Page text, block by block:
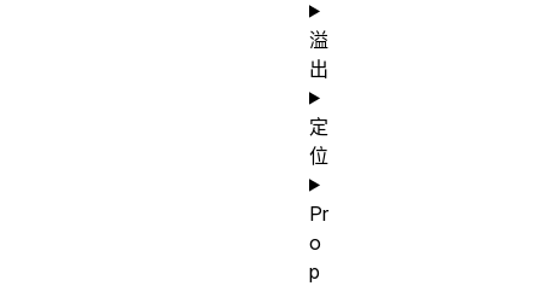
溢
出
定
位
Pr
o
p